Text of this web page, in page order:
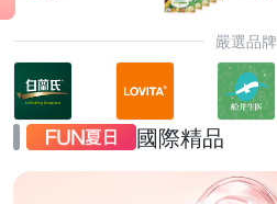
嚴選品牌
國際精品